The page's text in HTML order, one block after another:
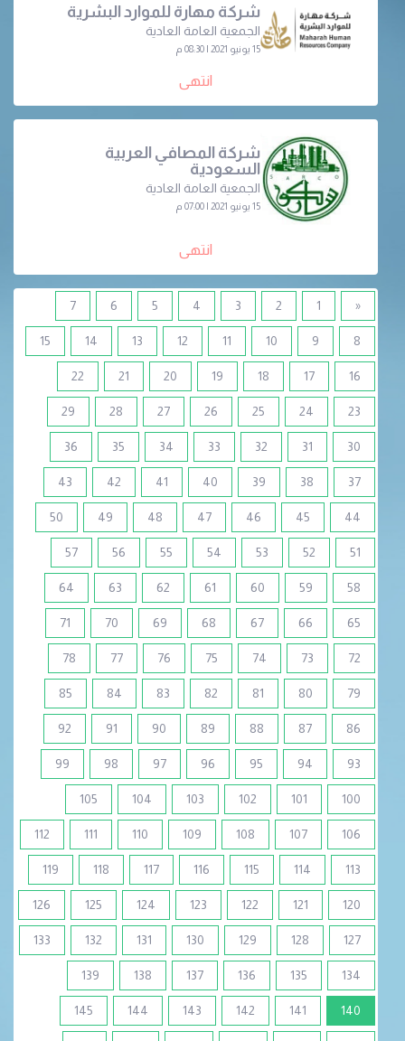
شركة مهارة للموارد البشرية
الجمعية العامة العادية
15 يونيو 2021 | 08:30 م
انتهى
شركة المصافي العربية
السعودية
الجمعية العامة العادية
15 يونيو 2021 | 07:00 م
انتهى
«
1
2
3
4
5
6
7
8
9
10
11
12
13
14
15
16
17
18
19
20
21
22
23
24
25
26
27
28
29
30
31
32
33
34
35
36
37
38
39
40
41
42
43
44
45
46
47
48
49
50
51
52
53
54
55
56
57
58
59
60
61
62
63
64
65
66
67
68
69
70
71
72
73
74
75
76
77
78
79
80
81
82
83
84
85
86
87
88
89
90
91
92
93
94
95
96
97
98
99
100
101
102
103
104
105
106
107
108
109
110
111
112
113
114
115
116
117
118
119
120
121
122
123
124
125
126
127
128
129
130
131
132
133
134
135
136
137
138
139
140
(current)
141
142
143
144
145